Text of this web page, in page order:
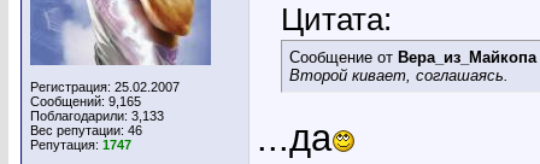
Регистрация: 25.02.2007
Сообщений: 9,165
Поблагодарили: 3,133
Вес репутации: 46
Репутация: 1747
Цитата:
Сообщение от Вера_из_Майкопа
Второй кивает, соглашаясь.
...да